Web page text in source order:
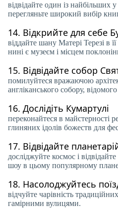
відвідайте один із найбільших у
перегляньте широкий вибір
14. Відкрийте для себе
віддайте шану Матері Терезі в
нині є музеєм і місцем
15. Відвідайте собор
помилуйтеся вражаючою
англіканського собору,
16. Дослідіть Кумартулі
переконайтеся в майстерності
глиняних ідолів божеств для
17. Відвідайте
досліджуйте космос і
шоу в цьому популярному
18. Насолоджуйтесь
відчуйте чарівність
гамірними вулицями.